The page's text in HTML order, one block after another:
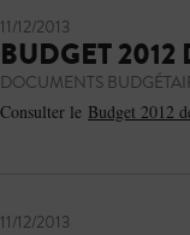
11/12/2013
BUDGET 2012
DOCUMENTS
Consulter le Budget 2012
11/12/2013